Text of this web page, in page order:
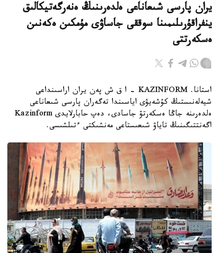
يران پارسى شىعاناعى ەلدەرىنىڭ ەنەرگەتيكالىق
ينفراقۇرىلىمىنا سوققى جاساۋى مۇمكىن ەكەنىن
ەسكەرتتى
استانا. KAZINFORM - ا ق ش پەن يران اراسىنداعى
شيەلەنىستىڭ كۇشەيۋى اياسىندا تەگەران پارسى شىعاناعى
ەلدەرىنە جاڭا ەسكەرتۋ جاسادى، دەپ حابارلايدى Kazinform
اگەنتتىگىنىڭ تاياۋ شىعىستاعى مەنشىكتى ءتىلشىسى.